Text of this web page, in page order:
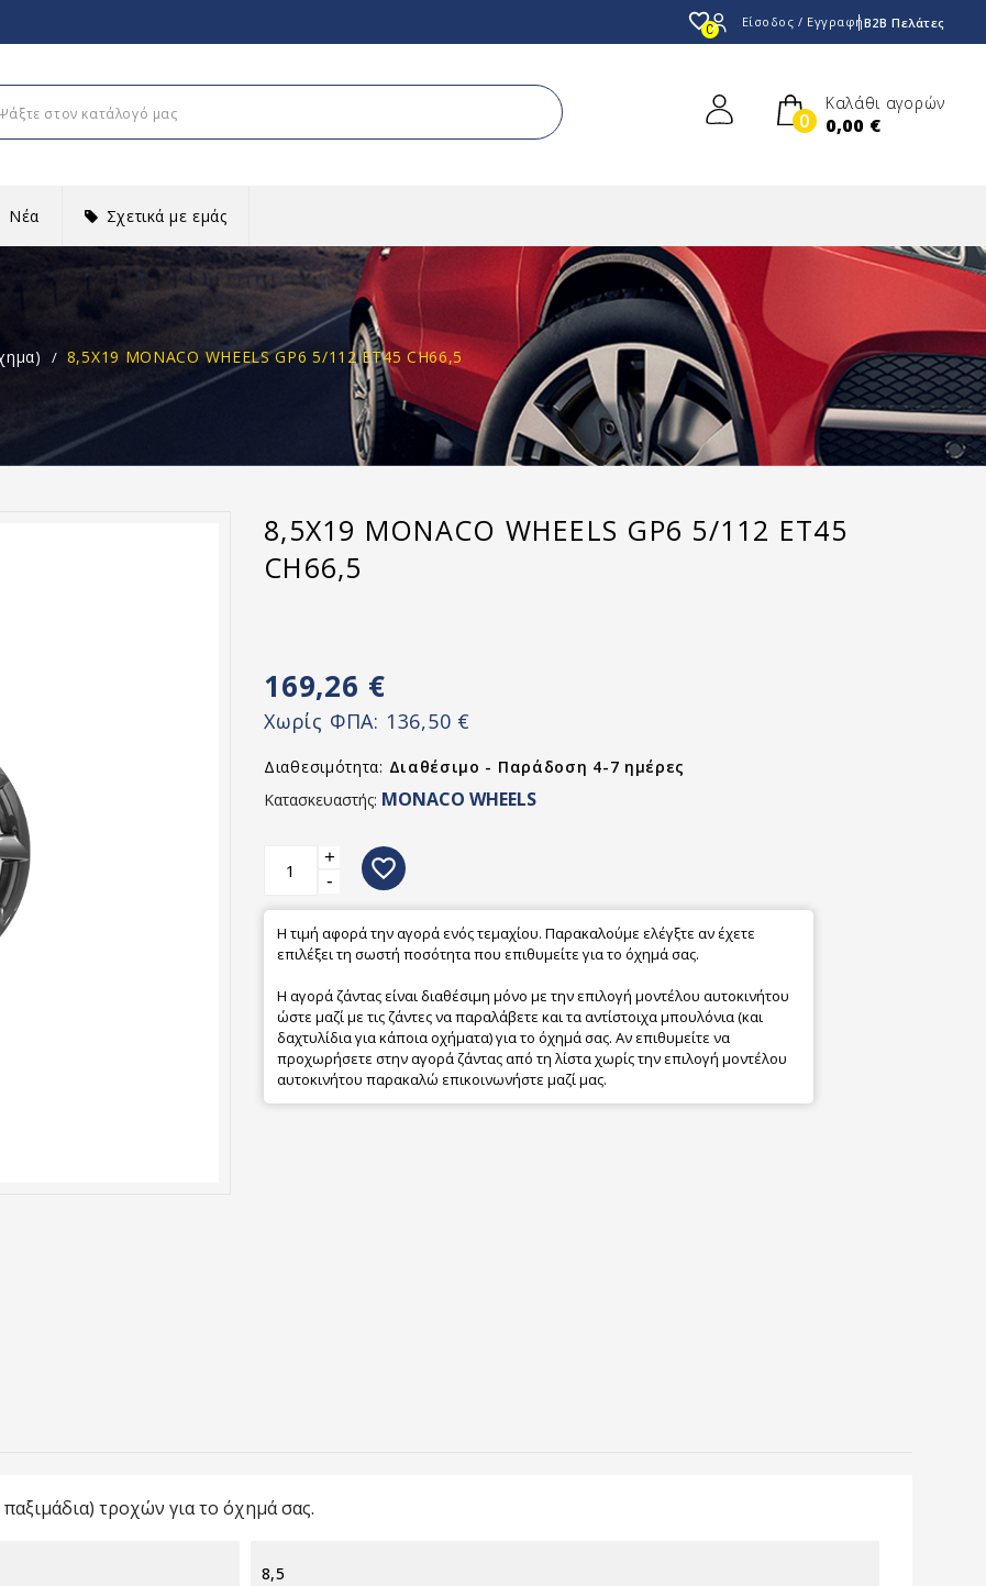
favorite_border0 Είσοδος / ΕγγραφήB2B Πελάτες
0
Καλάθι αγορών
0,00 €
Νέα Σχετικά με εμάς
8,5X19 MONACO WHEELS GP6 5/112 ET45 CH66,5
8,5X19 MONACO WHEELS GP6 5/112 ET45
CH66,5
169,26 €
Χωρίς ΦΠΑ: 136,50 €
Διαθεσιμότητα: Διαθέσιμο - Παράδοση 4-7 ημέρες
Κατασκευαστής: MONACO WHEELS
+
-
favorite_border
Η τιμή αφορά την αγορά ενός τεμαχίου. Παρακαλούμε ελέγξτε αν έχετε
επιλέξει τη σωστή ποσότητα που επιθυμείτε για το όχημά σας.
Η αγορά ζάντας είναι διαθέσιμη μόνο με την επιλογή μοντέλου αυτοκινήτου
ώστε μαζί με τις ζάντες να παραλάβετε και τα αντίστοιχα μπουλόνια (και
δαχτυλίδια για κάποια οχήματα) για το όχημά σας. Αν επιθυμείτε να
προχωρήσετε στην αγορά ζάντας από τη λίστα χωρίς την επιλογή μοντέλου
αυτοκινήτου παρακαλώ επικοινωνήστε μαζί μας.
τροχών για το όχημά σας.
8,5